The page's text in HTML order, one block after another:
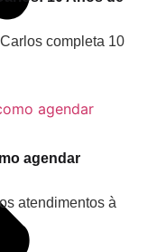
completa 10
agendar
atendimentos à